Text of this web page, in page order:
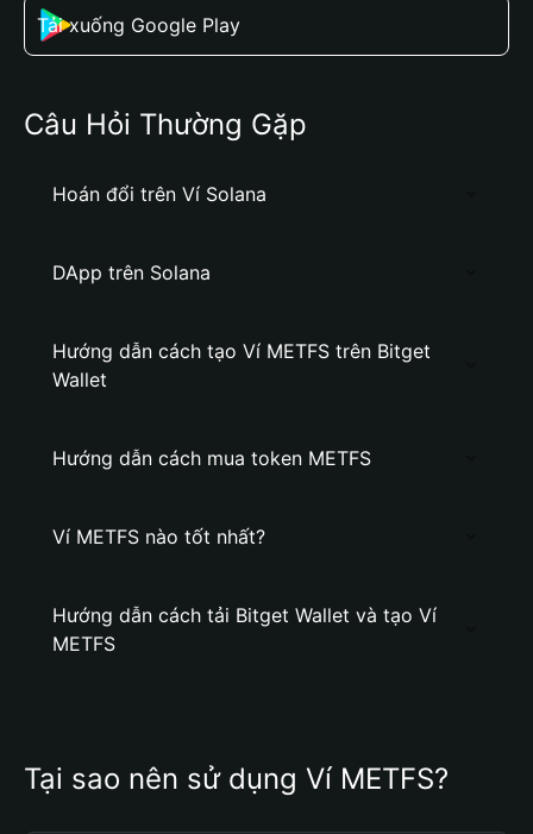
Tải xuống Google Play
Câu Hỏi Thường Gặp
Hoán đổi trên Ví Solana
DApp trên Solana
Hướng dẫn cách tạo Ví METFS trên Bitget
Wallet
Hướng dẫn cách mua token METFS
Ví METFS nào tốt nhất?
Hướng dẫn cách tải Bitget Wallet và tạo Ví
METFS
Tại sao nên sử dụng Ví METFS?